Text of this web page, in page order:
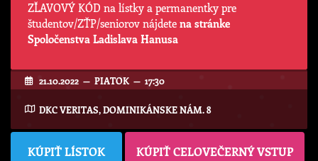
ZĽAVOVÝ KÓD na lístky a permanentky pre
študentov/ZŤP/seniorov nájdete na stránke
Spoločenstva Ladislava Hanusa
21.10.2022 — PIATOK — 17:30
DKC VERITAS, DOMINIKÁNSKE NÁM. 8
KÚPIŤ LÍSTOK KÚPIŤ CELOVEČERNÝ VSTUP